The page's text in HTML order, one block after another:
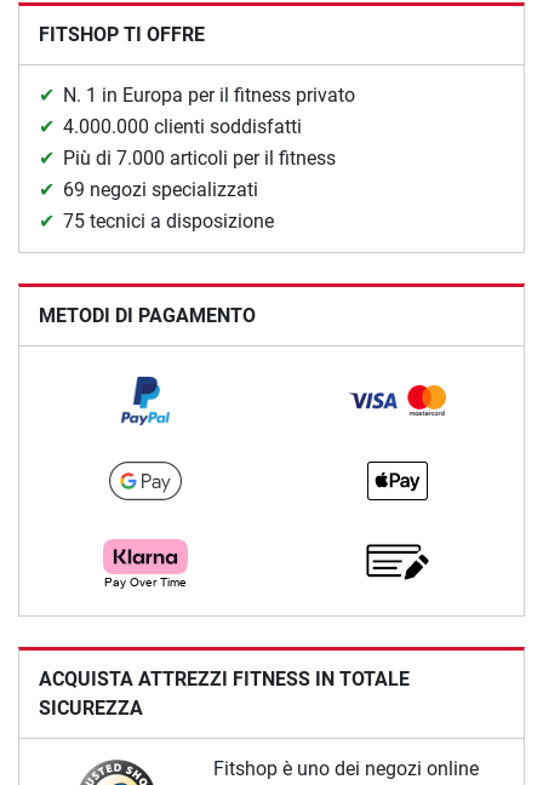
FITSHOP TI OFFRE
N. 1 in Europa per il fitness privato
4.000.000 clienti soddisfatti
Più di 7.000 articoli per il fitness
69 negozi specializzati
75 tecnici a disposizione
METODI DI PAGAMENTO
ACQUISTA ATTREZZI FITNESS IN TOTALE
SICUREZZA
Fitshop è uno dei negozi online